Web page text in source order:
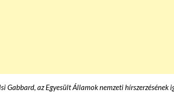
Gabbard, az Egyesült Államok nemzeti